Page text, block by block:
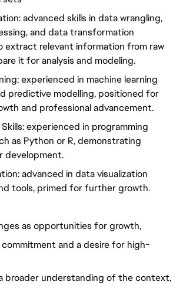
advanced skills in data wrangling,
and data transformation
extract relevant information from raw
it for analysis and modeling.
experienced in machine learning
predictive modelling, positioned for
and professional advancement.
experienced in programming
as Python or R, demonstrating
development.
advanced in data visualization
tools, primed for further growth.
as opportunities for growth,
and a desire for high-
broader understanding of the context,